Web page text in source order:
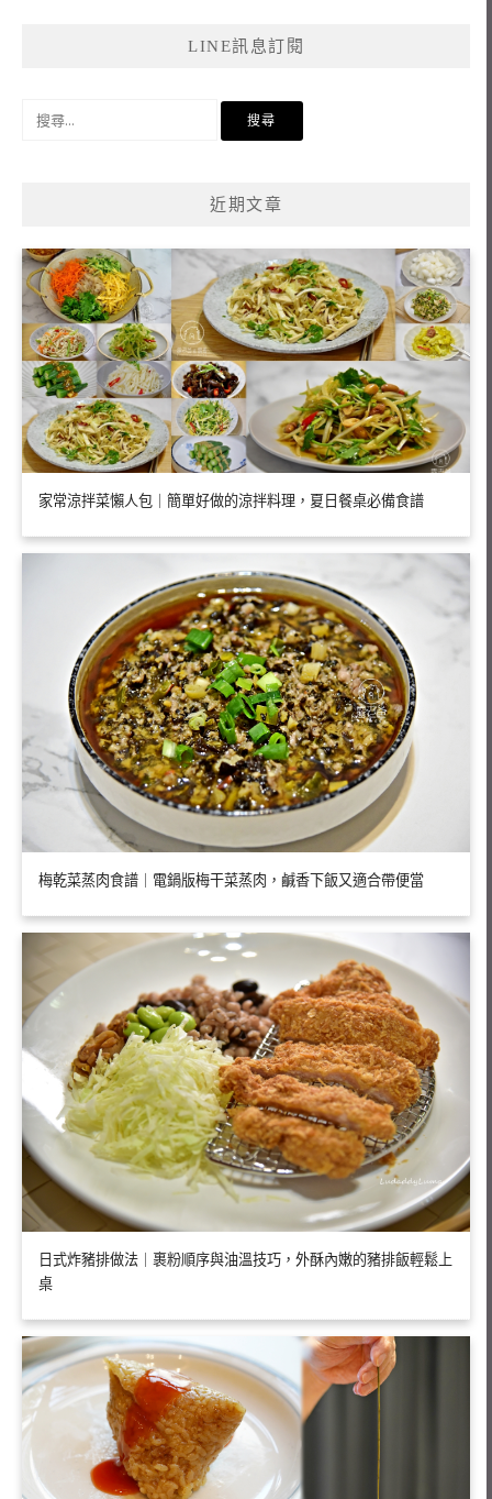
LINE訊息訂閱
近期文章
家常涼拌菜懶人包｜簡單好做的涼拌料理，夏日餐桌必備食譜
梅乾菜蒸肉食譜｜電鍋版梅干菜蒸肉，鹹香下飯又適合帶便當
日式炸豬排做法｜裹粉順序與油溫技巧，外酥內嫩的豬排飯輕鬆上
桌